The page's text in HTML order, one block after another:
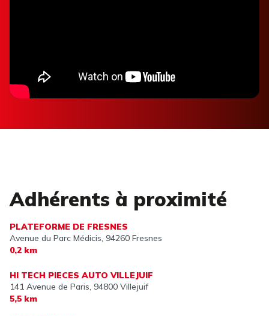
Adhérents à proximité
PLATEFORME DE FRESNES
Avenue du Parc Médicis, 94260 Fresnes
0,2 km
HI TECH PIECES AUTO VILLEJUIF
141 Avenue de Paris, 94800 Villejuif
5,5 km